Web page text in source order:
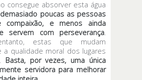
consegue absorver esta água
poucas as pessoas
compaixão, e menos ainda
servem com perseverança
estas que mudam
a qualidade moral dos lugares
Basta, por vezes, uma única
servidora para melhorar